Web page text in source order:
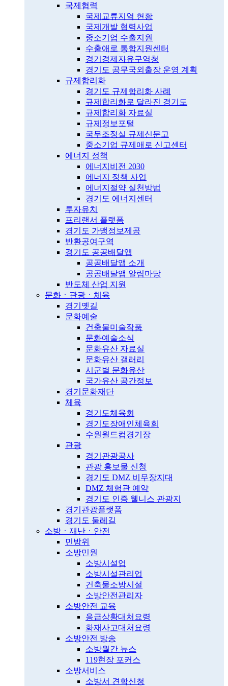
국제협력
국제교류지역 현황
국제개발 협력사업
중소기업 수출지원
수출애로 통합지원센터
경기경제자유구역청
경기도 공무국외출장 운영 계획
규제합리화
경기도 규제합리화 사례
규제합리화로 달라진 경기도
규제합리화 자료실
규제정보포털
국무조정실 규제신문고
중소기업 규제애로 신고센터
에너지 정책
에너지비전 2030
에너지 정책 사업
에너지절약 실천방법
경기도 에너지센터
투자유치
프리랜서 플랫폼
경기도 가맹정보제공
반환공여구역
경기도 공공배달앱
공공배달앱 소개
공공배달앱 알림마당
반도체 산업 지원
문화ㆍ관광ㆍ체육
경기옛길
문화예술
건축물미술작품
문화예술소식
문화유산 자료실
문화유산 갤러리
시군별 문화유산
국가유산 공간정보
경기문화재단
체육
경기도체육회
경기도장애인체육회
수원월드컵경기장
관광
경기관광공사
관광 홍보물 신청
경기도 DMZ 비무장지대
DMZ 체험관 예약
경기도 인증 웰니스 관광지
경기관광플랫폼
경기도 둘레길
소방ㆍ재난ㆍ안전
민방위
소방민원
소방시설업
소방시설관리업
건축물소방시설
소방안전관리자
소방안전 교육
응급상황대처요령
화재사고대처요령
소방안전 방송
소방월간 뉴스
119현장 포커스
소방서비스
소방서 견학신청